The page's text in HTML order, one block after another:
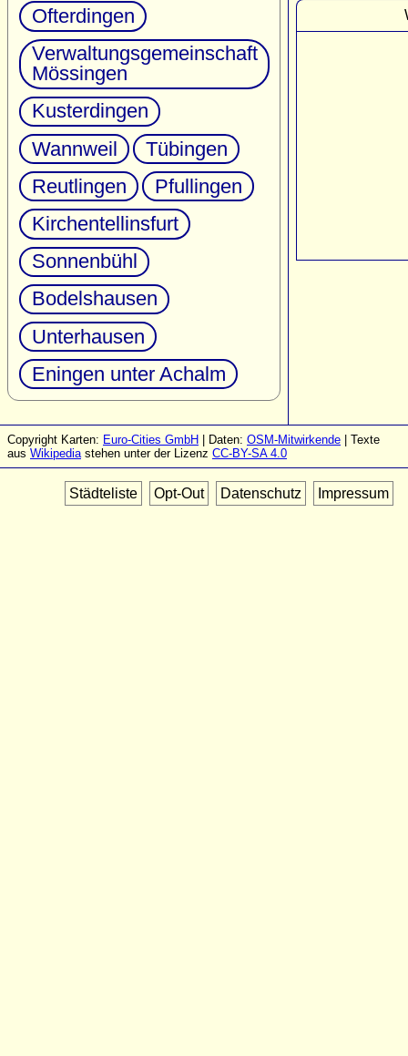
Ofterdingen
Verwaltungsgemeinschaft
Mössingen
Kusterdingen
Wannweil
Tübingen
Reutlingen
Pfullingen
Kirchentellinsfurt
Sonnenbühl
Bodelshausen
Unterhausen
Eningen unter Achalm
Copyright Karten: Euro-Cities GmbH | Daten: OSM-Mitwirkende | Texte
aus Wikipediastehen unter der Lizenz CC-BY-SA 4.0
Städteliste Opt-Out Datenschutz Impressum